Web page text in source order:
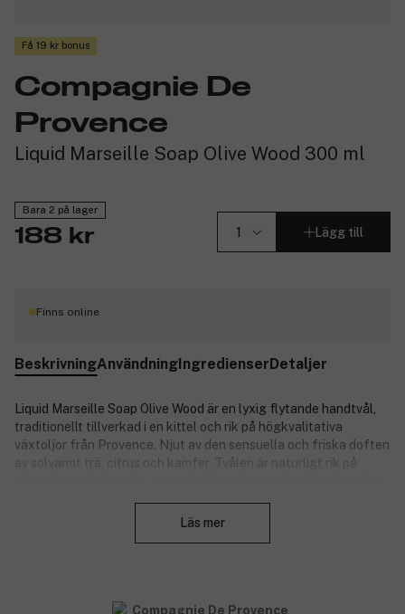
Få 19 kr bonus
Compagnie De
Provence
Liquid Marseille Soap Olive Wood 300 ml
Bara 2 på lager
188 kr Lägg till
Finns online
BeskrivningAnvändningIngredienserDetaljer
Liquid Marseille Soap Olive Wood är en lyxig flytande handtvål,
traditionellt tillverkad i en kittel och rik på högkvalitativa
växtoljor från Provence. Njut av den sensuella och friska doften
av solvarmt trä, citrus och kamfer. Tvålen är naturligt rik på
Olive Wood kommer i en påfyllningsbar pumpflaska med en enkel
Produktnummer:3093022
Läs mer